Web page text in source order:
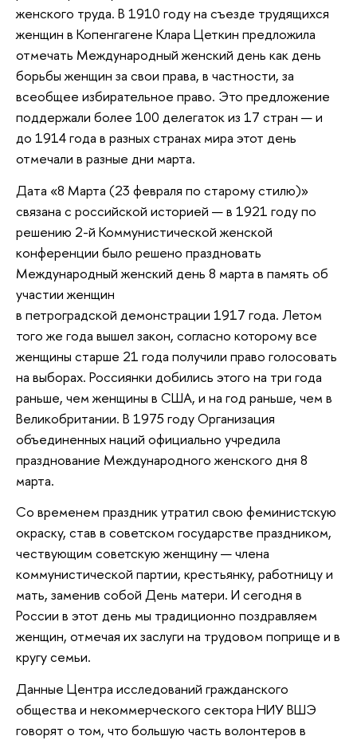
женского труда. В 1910 году на съезде трудящихся
женщин в Копенгагене Клара Цеткин предложила
отмечать Международный женский день как день
борьбы женщин за свои права, в частности, за
всеобщее избирательное право. Это предложение
поддержали более 100 делегаток из 17 стран — и
до 1914 года в разных странах мира этот день
отмечали в разные дни марта.
Дата «8 Марта (23 февраля по старому стилю)»
связана с российской историей — в 1921 году по
решению 2-й Коммунистической женской
конференции было решено праздновать
Международный женский день 8 марта в память об
участии женщин
в петроградской демонстрации 1917 года. Летом
того же года вышел закон, согласно которому все
женщины старше 21 года получили право голосовать
на выборах. Россиянки добились этого на три года
раньше, чем женщины в США, и на год раньше, чем в
Великобритании. В 1975 году Организация
объединенных наций официально учредила
празднование Международного женского дня 8
марта.
Со временем праздник утратил свою феминистскую
окраску, став в советском государстве праздником,
чествующим советскую женщину — члена
коммунистической партии, крестьянку, работницу и
мать, заменив собой День матери. И сегодня в
России в этот день мы традиционно поздравляем
женщин, отмечая их заслуги на трудовом поприще и в
кругу семьи.
Данные Центра исследований гражданского
общества и некоммерческого сектора НИУ ВШЭ
говорят о том, что большую часть волонтеров в